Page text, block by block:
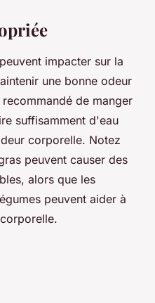
impacter sur la
une bonne odeur
de manger
suffisamment d'eau
corporelle. Notez
peuvent causer des
alors que les
peuvent aider à